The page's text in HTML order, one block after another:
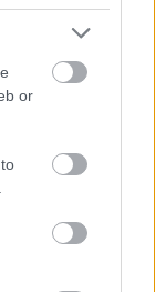
or
στο Bing News